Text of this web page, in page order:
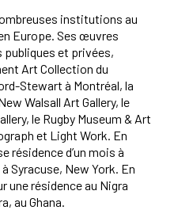
institutions au
Europe. Ses œuvres
et privées,
Art Collection du
Stewart à Montréal, la
Walsall Art Gallery, le
le Rugby Museum & Art
et Light Work. En
résidence d’un mois à
Syracuse, New York. En
une résidence au Nigra
au Ghana.